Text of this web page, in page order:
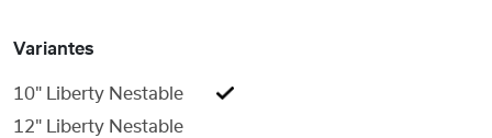
Variantes
10" Liberty Nestable
12" Liberty Nestable